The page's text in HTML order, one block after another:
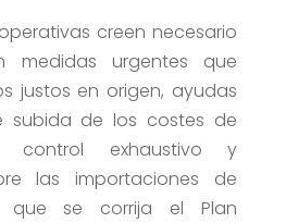
creen necesario
medidas urgentes que
justos en origen, ayudas
subida de los costes de
control exhaustivo y
las importaciones de
que se corrija el Plan